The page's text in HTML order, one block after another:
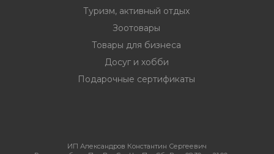
Туризм, активный отдых
Зоотовары
Товары для бизнеса
Досуг и хобби
Подарочные сертификаты
ИП Александров Константин Сергеевич